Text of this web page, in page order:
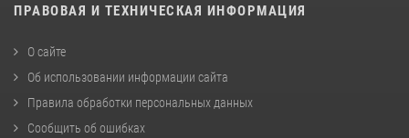
ПРАВОВАЯ И ТЕХНИЧЕСКАЯ ИНФОРМАЦИЯ
О сайте
Об использовании информации сайта
Правила обработки персональных данных
Сообщить об ошибках